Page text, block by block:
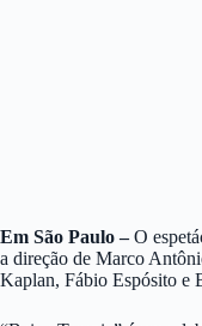
Em São Paulo –O
a direção de Marco
Kaplan, Fábio Espósito e